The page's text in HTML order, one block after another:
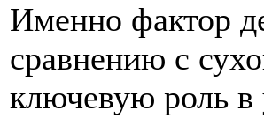
Именно фактор
сравнению с
ключевую роль в